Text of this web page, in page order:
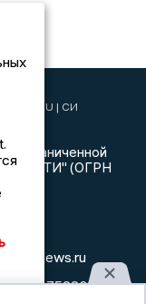
| СИ
ограниченной
(ОГРН
77 - 75880 от 13